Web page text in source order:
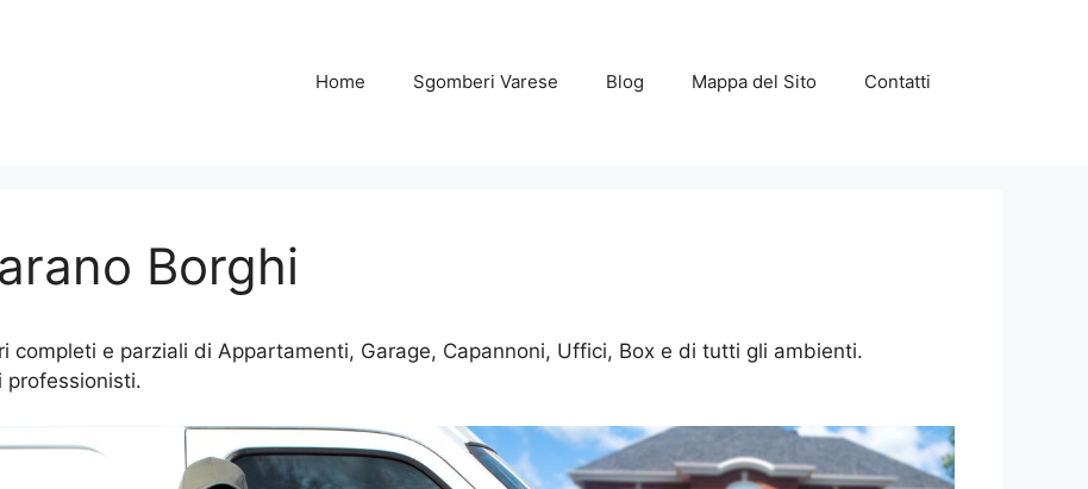
Home Sgomberi Varese Blog Mappa del Sito Contatti
Borghi
completi e parziali di Appartamenti, Garage, Capannoni, Uffici, Box e di tutti gli ambienti.
professionisti.